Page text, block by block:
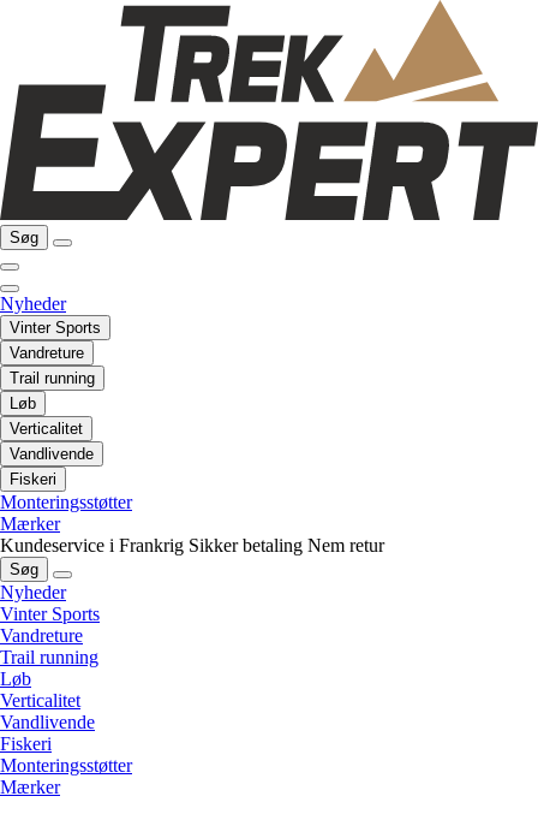
Søg
Nyheder
Vinter Sports
Vandreture
Trail running
Løb
Verticalitet
Vandlivende
Fiskeri
Monteringsstøtter
Mærker
Kundeservice i Frankrig Sikker betaling Nem retur
Søg
Nyheder
Vinter Sports
Vandreture
Trail running
Løb
Verticalitet
Vandlivende
Fiskeri
Monteringsstøtter
Mærker